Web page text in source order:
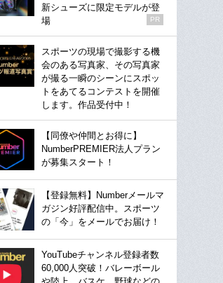
新シューズに限定モデルが登
場
PR
スポーツの現場で撮影する機
会のある写真家、その写真家
が撮る一瞬のシーンにスポッ
トをあてるコンテストを開催
します。作品受付中！
【同僚や仲間とお得に】
NumberPREMIER法人プラン
が募集スタート！
【登録無料】Numberメールマ
ガジン好評配信中。スポーツ
の「今」をメールでお届け！
YouTubeチャンネル登録者数
60,000人突破！バレーボール